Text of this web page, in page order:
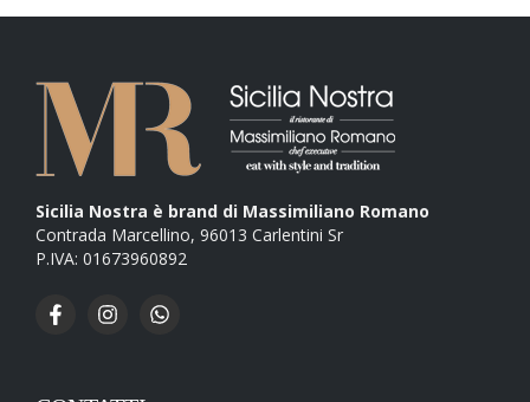
Sicilia Nostra è brand di Massimiliano Romano
Contrada Marcellino, 96013 Carlentini Sr
P.IVA: 01673960892